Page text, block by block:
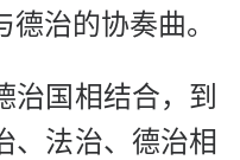
治的协奏曲。
治国相结合，到
、法治、德治相